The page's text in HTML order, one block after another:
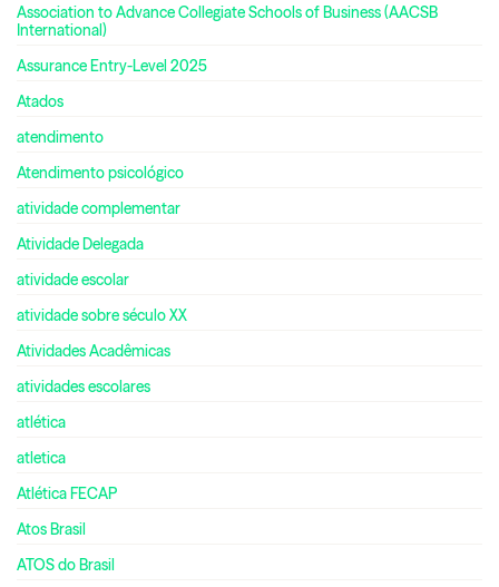
Association to Advance Collegiate Schools of Business (AACSB
International)
Assurance Entry-Level 2025
Atados
atendimento
Atendimento psicológico
atividade complementar
Atividade Delegada
atividade escolar
atividade sobre século XX
Atividades Acadêmicas
atividades escolares
atlética
atletica
Atlética FECAP
Atos Brasil
ATOS do Brasil